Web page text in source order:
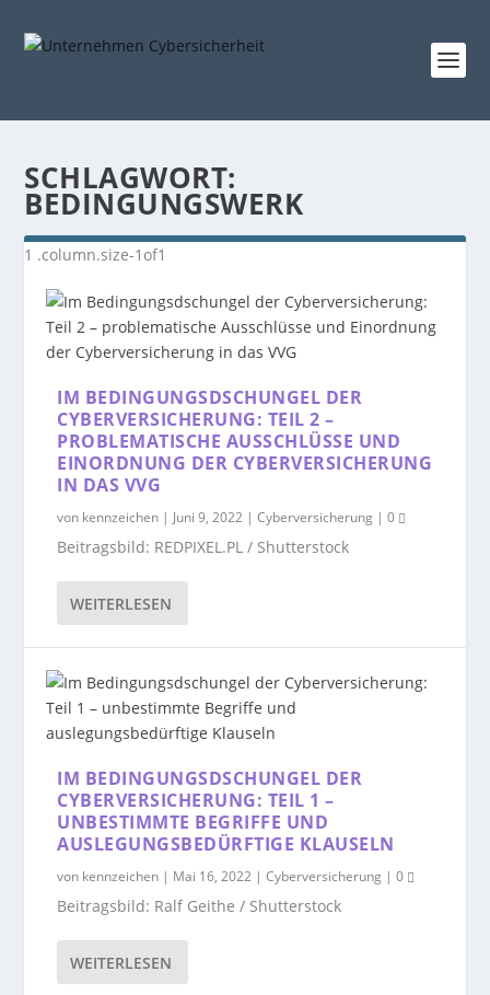
SCHLAGWORT:
BEDINGUNGSWERK
IM BEDINGUNGSDSCHUNGEL DER
CYBERVERSICHERUNG: TEIL 2 –
PROBLEMATISCHE AUSSCHLÜSSE UND
EINORDNUNG DER CYBERVERSICHERUNG
IN DAS VVG
von kennzeichen | Juni 9, 2022 |Cyberversicherung |0
Beitragsbild: REDPIXEL.PL / Shutterstock
WEITERLESEN
IM BEDINGUNGSDSCHUNGEL DER
CYBERVERSICHERUNG: TEIL 1 –
UNBESTIMMTE BEGRIFFE UND
AUSLEGUNGSBEDÜRFTIGE KLAUSELN
von kennzeichen | Mai 16, 2022 |Cyberversicherung |0
Beitragsbild: Ralf Geithe / Shutterstock
WEITERLESEN